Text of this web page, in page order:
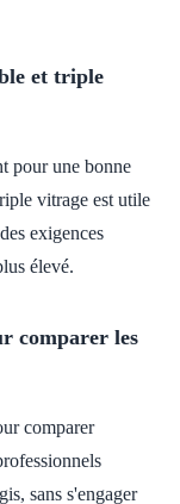
et triple
pour une bonne
vitrage est utile
exigences
élevé.
comparer les
comparer
sans s'engager